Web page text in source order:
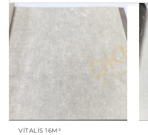
VITALIS 16M²